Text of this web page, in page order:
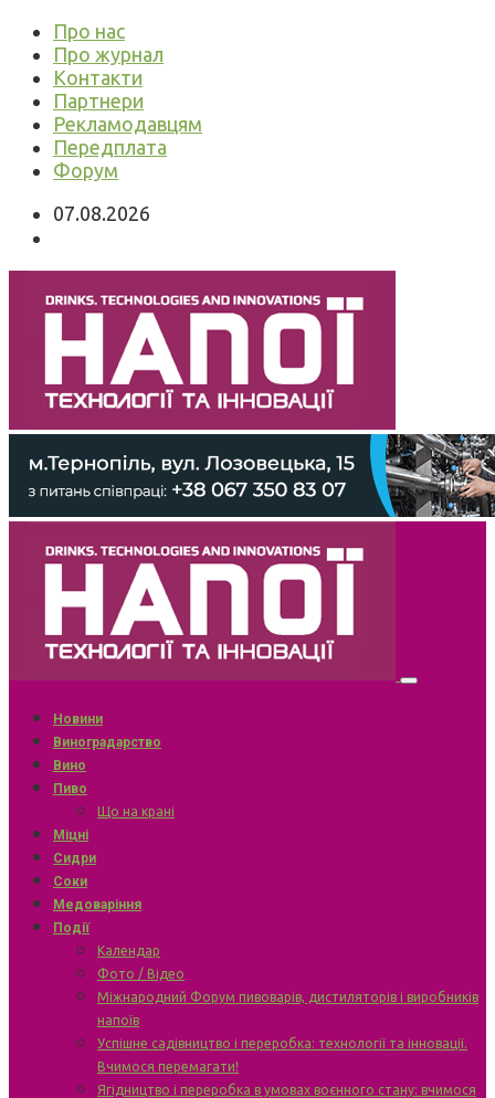
Про нас
Про журнал
Контакти
Партнери
Рекламодавцям
Передплата
Форум
07.08.2026
Новини
Виноградарство
Вино
Пиво
Що на крані
Міцні
Сидри
Соки
Медоваріння
Події
Календар
Фото / Відео
Міжнародний Форум пивоварів, дистиляторів і виробників
напоїв
Успішне садівництво і переробка: технології та інновації.
Вчимося перемагати!
Ягідництво і переробка в умовах воєнного стану: вчимося